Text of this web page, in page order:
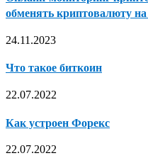
обменять криптовалюту
24.11.2023
Что такое биткоин
22.07.2022
Как устроен Форекс
22.07.2022